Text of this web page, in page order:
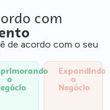
com
de acordo com o seu
o
Expandindo
o
Negócio